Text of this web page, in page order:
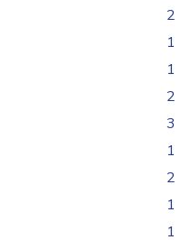
2
1
1
2
3
1
2
1
1